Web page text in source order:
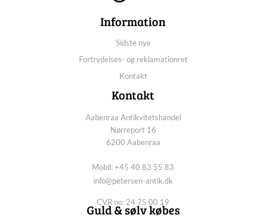
Information
Sidste nye
Fortrydelses- og reklamationret
Kontakt
Kontakt
Aabenraa Antikvitetshandel
Nørreport 16
6200 Aabenraa
Mobil: +45 40 83 55 83
info@petersen-antik.dk
CVR no: 24 75 00 19
Guld & sølv købes